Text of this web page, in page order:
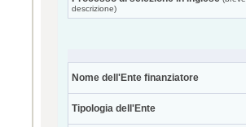
descrizione)
Nome dell'Ente finanziatore
Tipologia dell'Ente